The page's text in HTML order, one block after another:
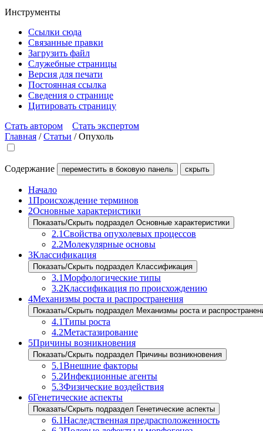
Инструменты
Ссылки сюда
Связанные правки
Загрузить файл
Служебные страницы
Версия для печати
Постоянная ссылка
Сведения о странице
Цитировать страницу
Стать автором
Стать экспертом
Главная /Статьи /Опухоль
Содержание переместить в боковую панель скрыть
Начало
1Происхождение терминов
2Основные характеристики
Показать/Скрыть подраздел Основные характеристики
2.1Свойства опухолевых процессов
2.2Молекулярные основы
3Классификация
Показать/Скрыть подраздел Классификация
3.1Морфологические типы
3.2Классификация по происхождению
4Механизмы роста и распространения
Показать/Скрыть подраздел Механизмы роста и
4.1Типы роста
4.2Метастазирование
5Причины возникновения
Показать/Скрыть подраздел Причины возникновения
5.1Внешние факторы
5.2Инфекционные агенты
5.3Физические воздействия
6Генетические аспекты
Показать/Скрыть подраздел Генетические аспекты
6.1Наследственная предрасположенность